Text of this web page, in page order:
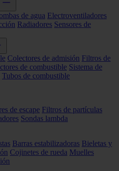
de agua Electroventiladores
Radiadores Sensores de
Colectores de admisión Filtros de
de combustible Sistema de
Tubos de combustible
de escape Filtros de partículas
Sondas lambda
Barras estabilizadoras Bieletas y
Cojinetes de rueda Muelles